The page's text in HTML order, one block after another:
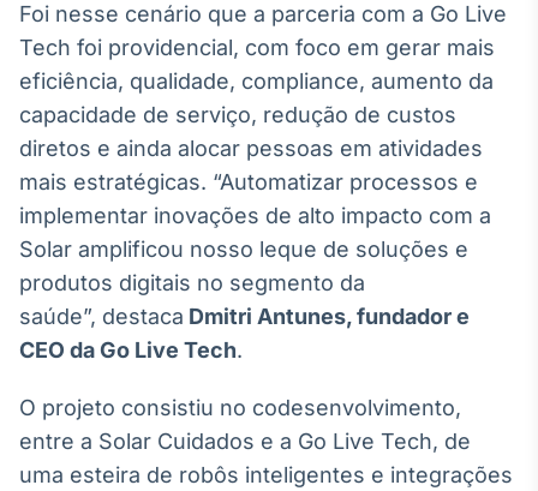
Broadcast
A melhor
plataforma para
de investimento
no Brasil
IA
Em breve
BroadFast
Foi nesse cenário que a parceria com a Go Live
Tech foi providencial, com foco em gerar mais
eficiência, qualidade, compliance, aumento da
capacidade de serviço, redução de custos
diretos e ainda alocar pessoas em atividades
mais estratégicas. “Automatizar processos e
implementar inovações de alto impacto com a
Solar amplificou nosso leque de soluções e
produtos digitais no segmento da
saúde”, destaca Dmitri Antunes, fundador e
CEO da Go Live Tech.
O projeto consistiu no codesenvolvimento,
entre a Solar Cuidados e a Go Live Tech, de
uma esteira de robôs inteligentes e integrações